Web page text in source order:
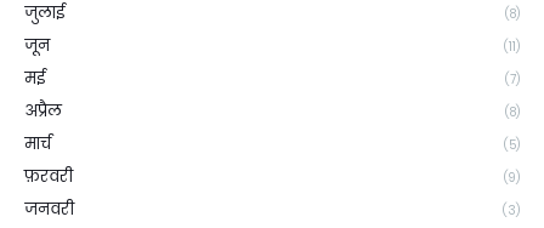
जुलाई (8)
जून (11)
मई (7)
अप्रैल (8)
मार्च (5)
फ़रवरी (9)
जनवरी (3)